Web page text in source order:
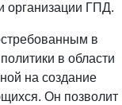
организации ГПД.
в
в области
на создание
Он позволит